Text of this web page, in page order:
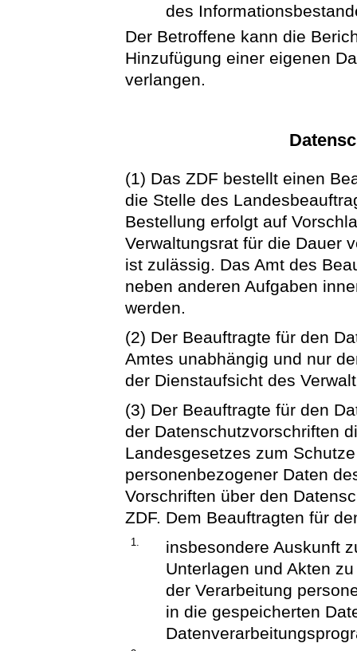
des
Der Betroffene kann die
Hinzufügung einer eigenen
verlangen.
(1) Das ZDF bestellt einen
die Stelle des
Bestellung erfolgt auf
Verwaltungsrat für die Dauer
ist zulässig. Das Amt des
neben anderen Aufgaben
werden.
(2) Der Beauftragte für den
Amtes unabhängig und nur
der Dienstaufsicht des
(3) Der Beauftragte für den
der Datenschutzvorschriften
Landesgesetzes zum
personenbezogener Daten
Vorschriften über den
ZDF. Dem Beauftragten für
1.
insbesondere Auskunft
Unterlagen und Akten
der Verarbeitung
in die gespeicherten